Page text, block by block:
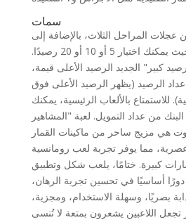
سمات
المراحل الثلاث، بالإضافة إلى
ثلاثة أنماط رابحة، حيث يمكنك اختيار 5 أو 10 أو 20 رصيدًا.
كبير" الجديد الرصيد الأعلى قيمة،
عداد الرصيد (يظهر الرصيد الأعلى فوق
للاستمتاع بالألعاب الرئيسية، يمكنك
من عداد التمويل. لعبة "المشاهير
هي مزيج ساحر من ماكينات القمار
مما يوفر تجربة لعب رومانسية
كبيرة. ختامًا، يلعب شكل وتطبيق
أساسيًا في تحسين تجربة الرهان،
بصريًا، وسهلة الاستخدام، ومجزية،